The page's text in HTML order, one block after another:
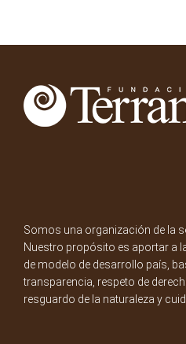
Somos una organización de la
Nuestro propósito es aportar a
de modelo de desarrollo país,
transparencia, respeto de
resguardo de la naturaleza y